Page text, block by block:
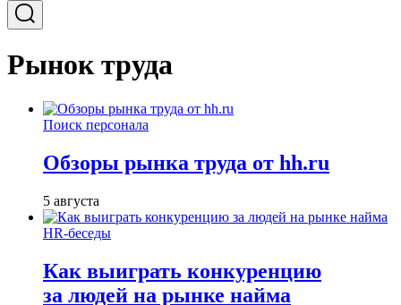
Рынок труда
Поиск персонала
Обзоры рынка труда от hh.ru
5 августа
HR-беседы
Как выиграть конкуренцию
за людей на рынке найма